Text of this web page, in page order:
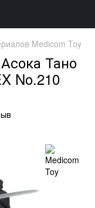
Medicom Toy
Тано
No.210